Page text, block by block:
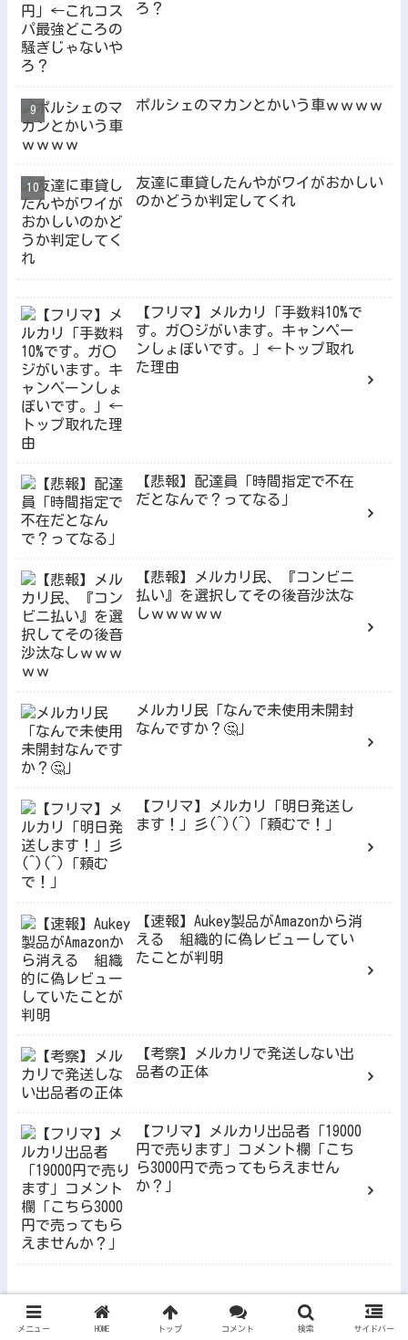
ろ？
ポルシェのマカンとかいう車ｗｗｗｗ
友達に車貸したんやがワイがおかしい
のかどうか判定してくれ
【フリマ】メルカリ「手数料10%で
す。ガ〇ジがいます。キャンペー
ンしょぼいです。」←トップ取れ
た理由
【悲報】配達員「時間指定で不在
だとなんで？ってなる」
【悲報】メルカリ民、『コンビニ
払い』を選択してその後音沙汰な
しｗｗｗｗｗ
メルカリ民「なんで未使用未開封
なんですか？🤔」
【フリマ】メルカリ「明日発送し
ます！」彡(^)(^)「頼むで！」
【速報】Aukey製品がAmazonから消
える 組織的に偽レビューしてい
たことが判明
【考察】メルカリで発送しない出
品者の正体
【フリマ】メルカリ出品者「19000
円で売ります」コメント欄「こち
ら3000円で売ってもらえません
か？」
コメントを書く
メニュー HOME トップ コメント 検索 サイドバー